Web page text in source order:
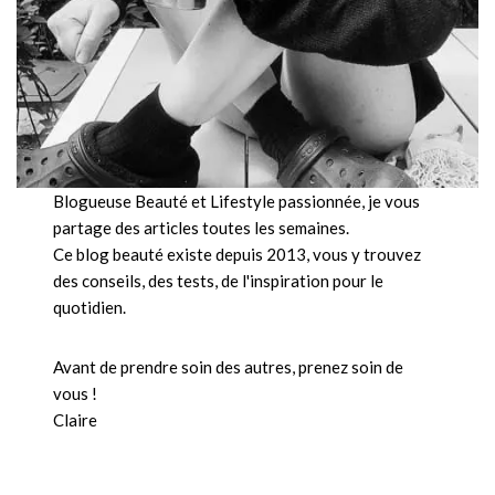
Blogueuse Beauté et Lifestyle passionnée, je vous
partage des articles toutes les semaines.
Ce blog beauté existe depuis 2013, vous y trouvez
des conseils, des tests, de l'inspiration pour le
quotidien.
Avant de prendre soin des autres, prenez soin de
vous !
Claire